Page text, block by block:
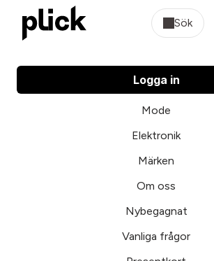
Sök
Logga in
Mode
Elektronik
Märken
Om oss
Nybegagnat
Vanliga frågor